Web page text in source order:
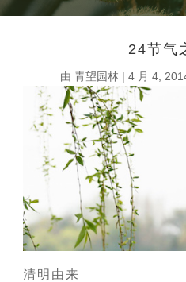
24节气
由 青望园林 | 4 月 4,
清明由来